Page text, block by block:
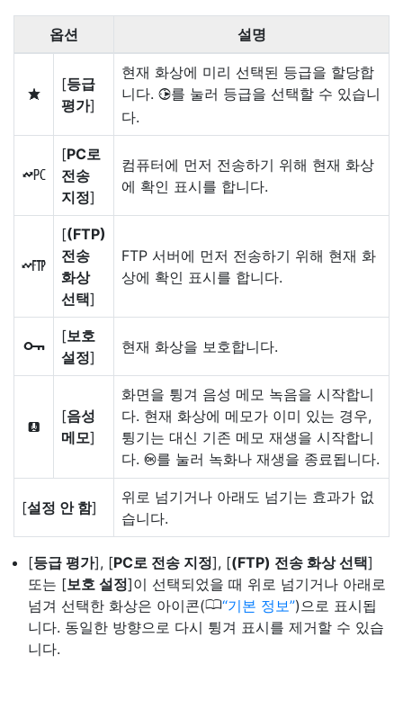
옵션 설명
c
[등급
평가]
현재 화상에 미리 선택된 등급을 할당합
니다. 2를 눌러 등급을 선택할 수 있습니
다.
K
[PC로
전송
지정]
컴퓨터에 먼저 전송하기 위해 현재 화상
에 확인 표시를 합니다.
N
[(FTP)
전송
화상
선택]
FTP 서버에 먼저 전송하기 위해 현재 화
상에 확인 표시를 합니다.
g
[보호
설정]
현재 화상을 보호합니다.
W
[음성
메모]
화면을 튕겨 음성 메모 녹음을 시작합니
다. 현재 화상에 메모가 이미 있는 경우,
튕기는 대신 기존 메모 재생을 시작합니
다. J를 눌러 녹화나 재생을 종료됩니다.
[설정 안 함]
위로 넘기거나 아래도 넘기는 효과가 없
습니다.
[등급 평가], [PC로 전송 지정], [(FTP) 전송 화상 선택]
또는 [보호 설정]이 선택되었을 때 위로 넘기거나 아래로
넘겨 선택한 화상은 아이콘(0 기본 정보 )으로 표시됩
니다. 동일한 방향으로 다시 튕겨 표시를 제거할 수 있습
니다.